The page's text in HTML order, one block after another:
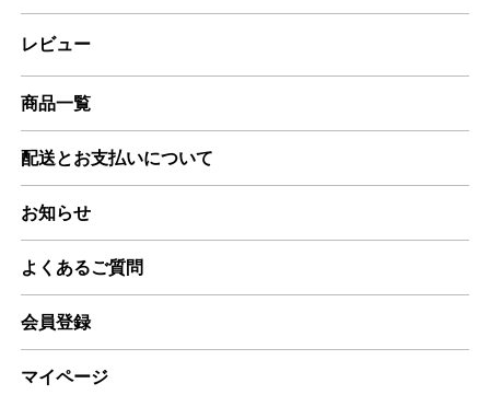
レビュー
商品一覧
配送とお支払いについて
お知らせ
よくあるご質問
会員登録
マイページ